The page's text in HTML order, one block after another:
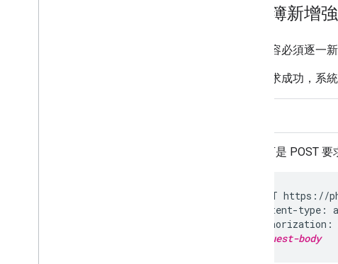
為相簿新增
豐富內容必須逐一
如果要求成功，系
以下是 POST 要
POST https://
Content-
Authorization:
request-body